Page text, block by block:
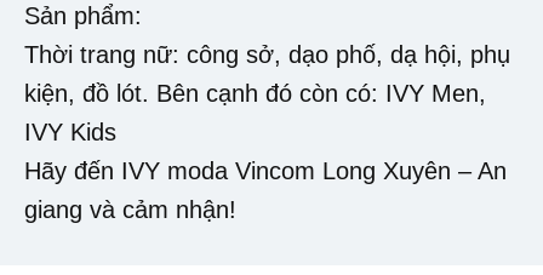
Sản phẩm:
Thời trang nữ: công sở, dạo phố, dạ hội, phụ
kiện, đồ lót. Bên cạnh đó còn có: IVY Men,
IVY Kids
Hãy đến IVY moda Vincom Long Xuyên – An
giang và cảm nhận!